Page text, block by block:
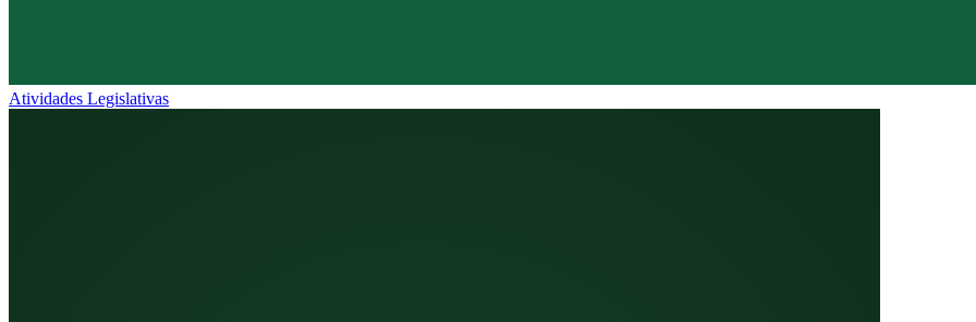
Atividades Legislativas